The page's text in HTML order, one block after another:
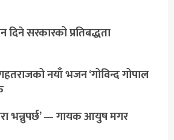
सरकारको प्रतिबद्धता
नयाँ भजन ‘गोविन्द गोपाल
भन्नुपर्छ’ — गायक आयुष मगर